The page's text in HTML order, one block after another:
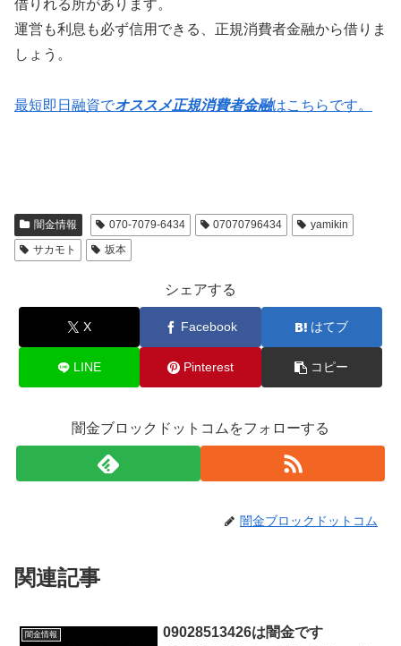
借りれる所があります。
運営も利息も必ず信用できる、正規消費者金融から借りま
しょう。
最短即日融資でオススメ正規消費者金融はこちらです。
闇金情報 070-7079-6434 07070796434
yamikin
サカモト
坂本
シェアする
X Facebook はてブ
LINE Pinterest コピー
闇金ブロックドットコムをフォローする
闇金ブロックドットコム
関連記事
闇金情報 09028513426は闇金です